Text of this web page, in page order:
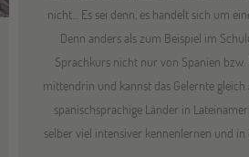
nicht… Es sei denn, es handelt sich um
Denn anders als zum Beispiel im
Sprachkurs nicht nur von Spanien
mittendrin und kannst das Gelernte
spanischsprachige Länder in
selber viel intensiver kennenlernen und